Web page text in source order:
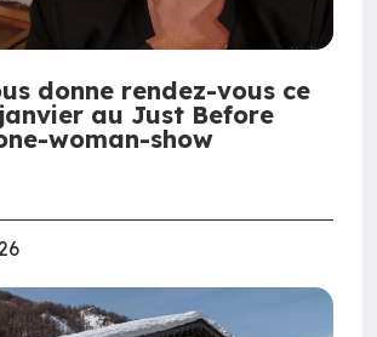
donne rendez-vous ce
au Just Before
woman-show